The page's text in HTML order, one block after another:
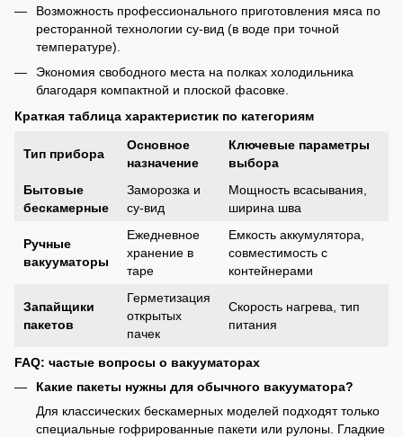
Возможность профессионального приготовления мяса по
ресторанной технологии су-вид (в воде при точной
температуре).
Экономия свободного места на полках холодильника
благодаря компактной и плоской фасовке.
Краткая таблица характеристик по категориям
Тип прибора
Основное
назначение
Ключевые параметры
выбора
Бытовые
бескамерные
Заморозка и
су-вид
Мощность всасывания,
ширина шва
Ручные
вакууматоры
Ежедневное
хранение в
таре
Емкость аккумулятора,
совместимость с
контейнерами
Запайщики
пакетов
Герметизация
открытых
пачек
Скорость нагрева, тип
питания
FAQ: частые вопросы о вакууматорах
Какие пакеты нужны для обычного вакууматора?
Для классических бескамерных моделей подходят только
специальные гофрированные пакети или рулоны. Гладкие